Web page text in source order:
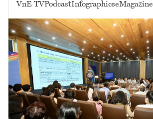
VnE TVPodcastInfographicseMagazine